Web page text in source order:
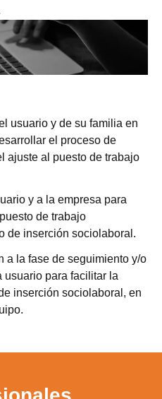
usuario y de su familia en
el proceso de
ajuste al puesto de trabajo
y a la empresa para
de trabajo
de inserción sociolaboral.
a la fase de seguimiento y/o
usuario para facilitar la
inserción sociolaboral, en